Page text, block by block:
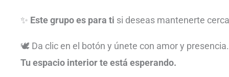
✨ Este grupo es para ti si deseas mantenerte
🕊️ Da clic en el botón y únete con amor y presencia.
Tu espacio interior te está esperando.